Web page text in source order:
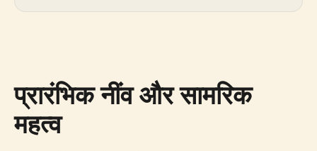
प्रारंभिक नींव और सामरिक
महत्व